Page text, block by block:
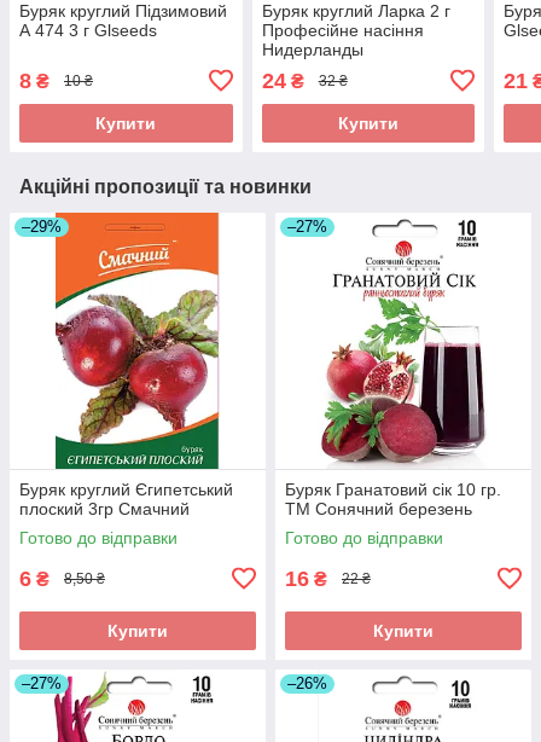
Буряк круглий Підзимовий
А 474 3 г Glseeds
8 ₴ 10 ₴
Купити
Буряк круглий Ларка 2 г
Професійне насіння
Нидерланды
24₴ 32 ₴
Купити
21
Акційні пропозиції та новинки
–29%
Буряк круглий Єгипетський
плоский 3гр Смачний
Готово до відправки
6 ₴ 8,50 ₴
Купити
–27%
Буряк Гранатовий сік 10 гр.
ТМ Сонячний березень
Готово до відправки
16 ₴ 22 ₴
Купити
–27% –26%